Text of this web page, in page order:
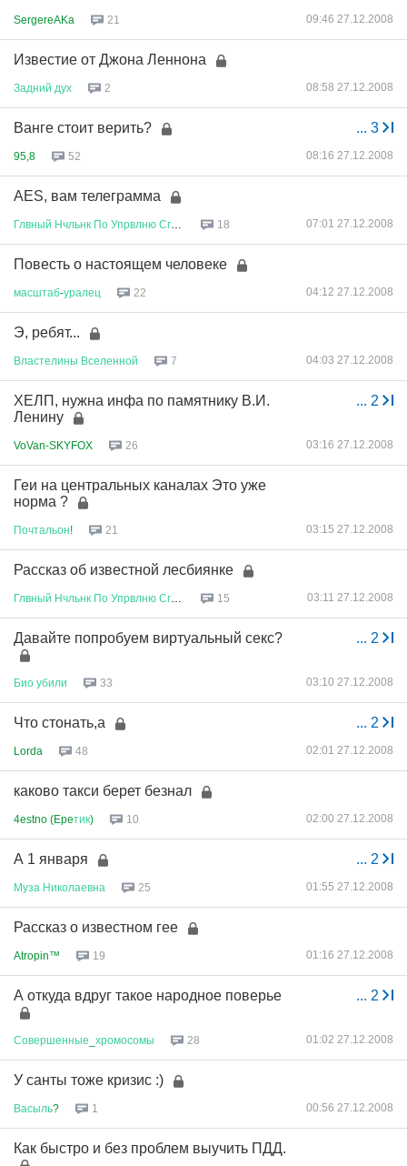
SergereAKa 21 09:46 27.12.2008
Известие от Джона Леннона
Задний дух 2 08:58 27.12.2008
... 3
Ванге стоит верить?
95,8 52 08:16 27.12.2008
AES, вам телеграмма
Глвный Нчльнк По Упрвлню Сглсв 18 07:01 27.12.2008
Повесть о настоящем человеке
масштаб-уралец 22 04:12 27.12.2008
Э, ребят...
Властелины Вселенной 7 04:03 27.12.2008
... 2
ХЕЛП, нужна инфа по памятнику В.И.
Ленину
VoVan-SKYFOX 26 03:16 27.12.2008
Геи на центральных каналах Это уже
норма ?
Почтальон! 21 03:15 27.12.2008
Рассказ об известной лесбиянке
Глвный Нчльнк По Упрвлню Сглсв 15 03:11 27.12.2008
... 2
Давайте попробуем виртуальный секс?
Био убили 33 03:10 27.12.2008
... 2
Что стонать,а
Lorda 48 02:01 27.12.2008
каково такси берет безнал
4estno (Epeтик) 10 02:00 27.12.2008
... 2
А 1 января
Муза Николаевна 25 01:55 27.12.2008
Рассказ о известном гее
Atropin™ 19 01:16 27.12.2008
... 2
А откуда вдруг такое народное поверье
Совершенные хромосомы 28 01:02 27.12.2008
У санты тоже кризис :)
Васыль? 1 00:56 27.12.2008
Как быстро и без проблем выучить ПДД.